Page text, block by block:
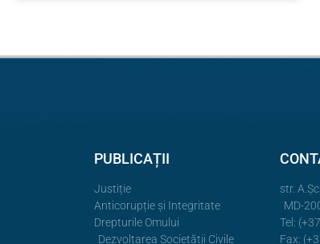
PUBLICAȚII
Justiție
Anticorupție și Integritate
Drepturile Omului
Dezvoltarea Societății Civile
str.
MD-
Tel:
Fax: